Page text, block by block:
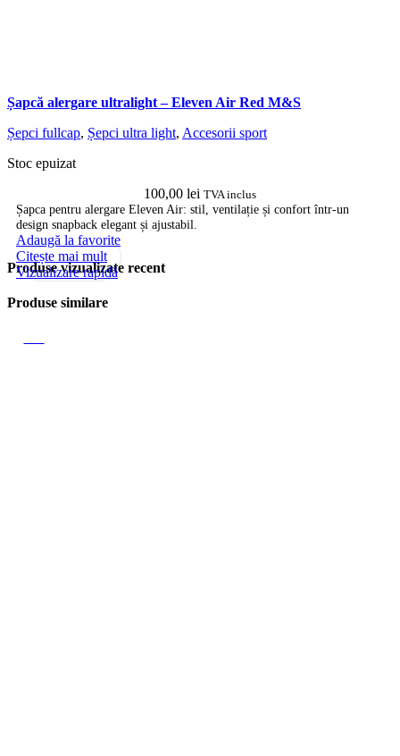
Șapcă alergare ultralight – Eleven Air Red M&S
Șepci fullcap, Șepci ultra light, Accesorii sport
Stoc epuizat
100,00 lei TVA inclus
Șapca pentru alergare Eleven Air: stil, ventilație și confort într-un
design snapback elegant și ajustabil.
Adaugă la favorite
Citește mai mult
Vizualizare rapidă
Produse vizualizate recent
Produse similare